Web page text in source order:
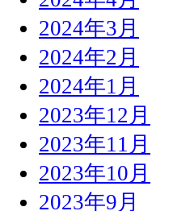
2024年3月
2024年2月
2024年1月
2023年12月
2023年11月
2023年10月
2023年9月